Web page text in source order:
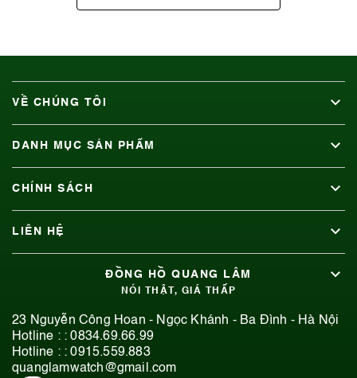
VỀ CHÚNG TÔI
DANH MỤC SẢN PHẨM
CHÍNH SÁCH
LIÊN HỆ
ĐỒNG HỒ QUANG LÂM
NÓI THẬT, GIÁ THẤP
23 Nguyễn Công Hoan - Ngọc Khánh - Ba Đình - Hà Nội
Hotline : :0834.69.66.99
Hotline : :0915.559.883
quanglamwatch@gmail.com